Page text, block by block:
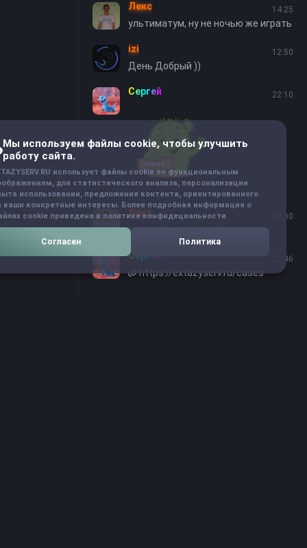
Лекс 14:25
ультиматум, ну не ночью же играть
izi 12:50
День Добрый ))
Сергей 22:10
Лекс 22:30
а что кейсы убрали?
Сергей 22:46
https://extazyserv.ru/cases
Мы используем файлы cookie, чтобы улучшить
работу сайта.
использует файлы cookie по функциональным
для статистического анализа, персонализации
использовании, предложения контента, ориентированного
ваши конкретные интересы. Более подробная информация о
cookie приведена в политике конфидециальности
Согласен Политика